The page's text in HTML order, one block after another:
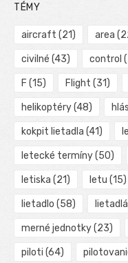
TÉMY
aircraft (21) area
civilné (43) control
F (15) Flight (31)
helikoptéry(48)
kokpit lietadla (41)
letecké termíny(50)
letiska (21) letu (15)
lietadlo (58) lietadlá
merné jednotky(23)
piloti (64)